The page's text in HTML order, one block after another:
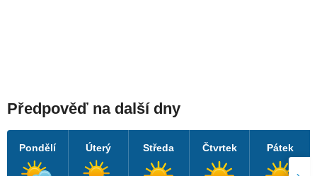
Předpověď na další dny
Pondělí Úterý Středa Čtvrtek Pátek